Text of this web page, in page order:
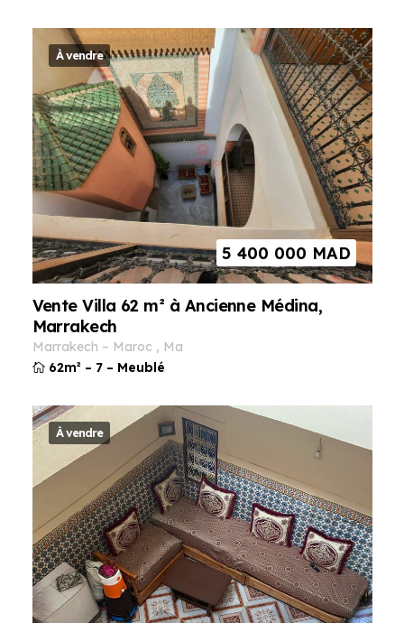
À vendre
5 400 000 MAD
Vente Villa 62 m² à Ancienne Médina,
Marrakech
marrakech – maroc ,
ma
62m² – 7 – Meublé
À vendre